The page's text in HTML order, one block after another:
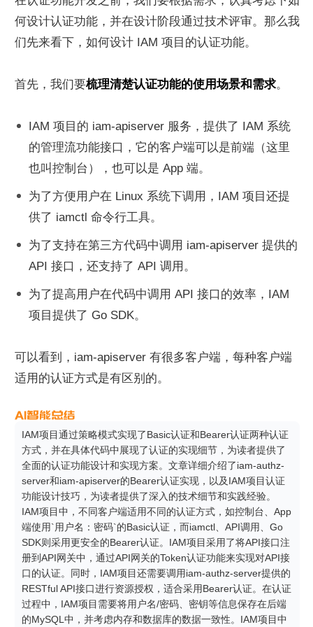
何设计认证功能，并在设计阶段通过技术评审。那么我
们先来看下，如何设计 IAM 项目的认证功能。
首先，我们要梳理清楚认证功能的使用场景和需求。
IAM 项目的 iam-apiserver 服务，提供了 IAM 系统
的管理流功能接口，它的客户端可以是前端（这里
也叫控制台），也可以是 App 端。
为了方便用户在 Linux 系统下调用，IAM 项目还提
供了 iamctl 命令行工具。
为了支持在第三方代码中调用 iam-apiserver 提供的
API 接口，还支持了 API 调用。
为了提高用户在代码中调用 API 接口的效率，IAM
项目提供了 Go SDK。
可以看到，iam-apiserver 有很多客户端，每种客户端
适用的认证方式是有区别的。
IAM项目通过策略模式实现了Basic认证和Bearer认证两种认证
方式，并在具体代码中展现了认证的实现细节，为读者提供了
全面的认证功能设计和实现方案。文章详细介绍了iam-authz-
server和iam-apiserver的Bearer认证实现，以及IAM项目认证
功能设计技巧，为读者提供了深入的技术细节和实践经验。
IAM项目中，不同客户端适用不同的认证方式，如控制台、App
端使用`用户名：密码`的Basic认证，而iamctl、API调用、Go
SDK则采用更安全的Bearer认证。IAM项目采用了将API接口注
册到API网关中，通过API网关的Token认证功能来实现对API接
口的认证。同时，IAM项目还需要调用iam-authz-server提供的
RESTful API接口进行资源授权，适合采用Bearer认证。在认证
过程中，IAM项目需要将用户名/密码、密钥等信息保存在后端
的MySQL中，并考虑内存和数据库的数据一致性。IAM项目中